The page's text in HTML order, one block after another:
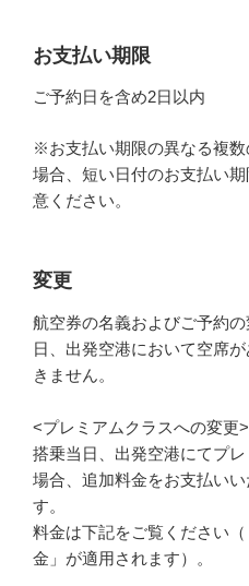
お支払い期限
ご予約日を含め2日以内
※お支払い期限の異なる複
場合、短い日付のお支払い
意ください。
変更
航空券の名義およびご予約
日、出発空港において空席
きません。
<プレミアムクラスへの変更>
搭乗当日、出発空港にてプ
場合、追加料金をお支払い
す。
料金は下記をご覧ください
金」が適用されます）。